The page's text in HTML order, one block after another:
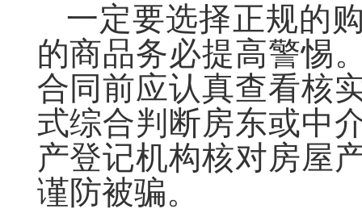
一定要选择正规的
的商品务必提高警惕
合同前应认真查看核
式综合判断房东或中
产登记机构核对房屋
谨防被骗。